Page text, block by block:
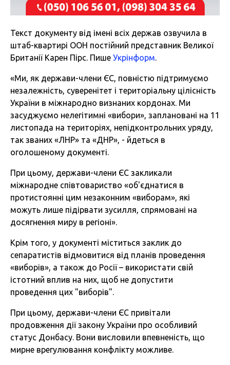
Текст документу від імені всіх держав озвучила в
штаб-квартирі ООН постійний представник Великої
Британії Карен Пірс. Пише Укрінформ.
«Ми, як держави-члени ЄС, повністю підтримуємо
незалежність, суверенітет і територіальну цілісність
України в міжнародно визнаних кордонах. Ми
засуджуємо нелегітимні «вибори», заплановані на 11
листопада на територіях, непідконтрольних уряду,
так званих «ЛНР» та «ДНР», - йдеться в
оголошеному документі.
При цьому, держави-члени ЄС закликали
міжнародне співтовариство «об'єднатися в
протистоянні цим незаконним «виборам», які
можуть лише підірвати зусилля, спрямовані на
досягнення миру в регіоні».
Крім того, у документі міститься заклик до
сепаратистів відмовитися від планів проведення
«виборів», а також до Росії – використати свій
істотний вплив на них, щоб не допустити
проведення цих "виборів".
При цьому, держави-члени ЄС привітали
продовження дії закону України про особливий
статус Донбасу. Вони висловили впевненість, що
мирне врегулювання конфлікту можливе.